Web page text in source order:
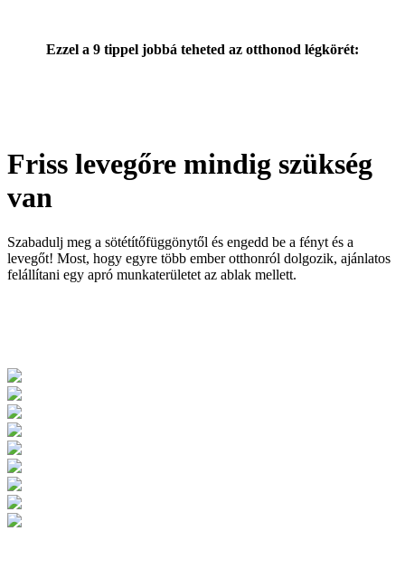
Ezzel a 9 tippel jobbá teheted az otthonod légkörét:
Friss levegőre mindig szükség
van
Szabadulj meg a sötétítőfüggönytől és engedd be a fényt és a
levegőt! Most, hogy egyre több ember otthonról dolgozik, ajánlatos
felállítani egy apró munkaterületet az ablak mellett.